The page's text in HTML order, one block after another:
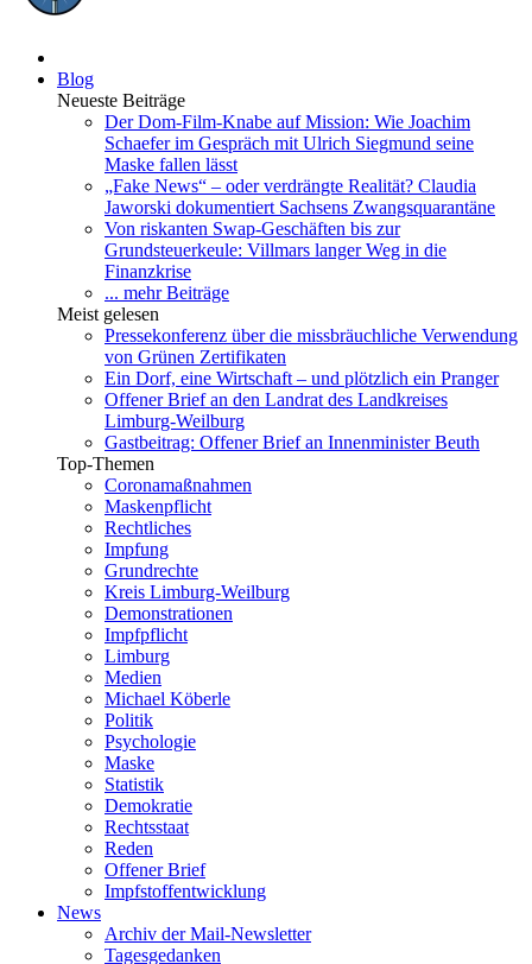
Blog
Neueste Beiträge
Der Dom-Film-Knabe auf Mission: Wie Joachim
Schaefer im Gespräch mit Ulrich Siegmund seine
Maske fallen lässt
„Fake News“ – oder verdrängte Realität? Claudia
Jaworski dokumentiert Sachsens Zwangsquarantäne
Von riskanten Swap-Geschäften bis zur
Grundsteuerkeule: Villmars langer Weg in die
Finanzkrise
... mehr Beiträge
Meist gelesen
Pressekonferenz über die missbräuchliche Verwendung
von Grünen Zertifikaten
Ein Dorf, eine Wirtschaft – und plötzlich ein Pranger
Offener Brief an den Landrat des Landkreises
Limburg-Weilburg
Gastbeitrag: Offener Brief an Innenminister Beuth
Top-Themen
Coronamaßnahmen
Maskenpflicht
Rechtliches
Impfung
Grundrechte
Kreis Limburg-Weilburg
Demonstrationen
Impfpflicht
Limburg
Medien
Michael Köberle
Politik
Psychologie
Maske
Statistik
Demokratie
Rechtsstaat
Reden
Offener Brief
Impfstoffentwicklung
News
Archiv der Mail-Newsletter
Tagesgedanken